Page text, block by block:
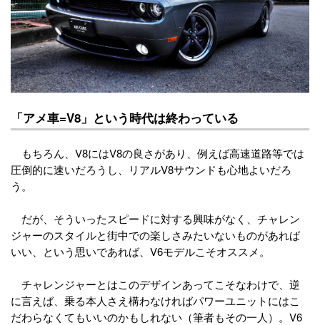
「アメ車=V8」という時代は終わっている
もちろん、V8にはV8の良さがあり、例えば高速道路等では
圧倒的に速いだろうし、リアルV8サウンドも心地よいだろ
う。
だが、そういったスピードに対する興味がなく、チャレン
ジャーのスタイルと街中での楽しさみたいないものがあれば
いい、という思いであれば、V6モデルこそオススメ。
チャレンジャーとはこのデザインあってこそなわけで、逆
に言えば、乗る本人さえ構わなければパワーユニットにはこ
だわらなくてもいいのかもしれない（筆者もその一人）。V6